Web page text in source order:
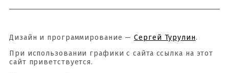
Дизайн и программирование —Сергей Турулин.
При использовании графики с сайта ссылка на этот
сайт приветствуется.